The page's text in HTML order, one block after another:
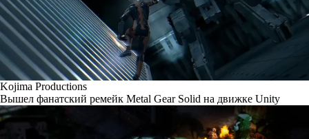
Kojima Productions
Вышел фанатский ремейк Metal Gear Solid на движке Unity